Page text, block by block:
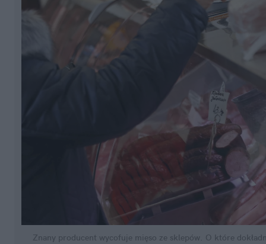
Znany producent wycofuje mięso ze sklepów. O które